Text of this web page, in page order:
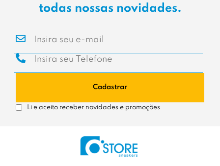
todas nossas novidades.
Cadastrar
Li e aceito receber novidades e promoções